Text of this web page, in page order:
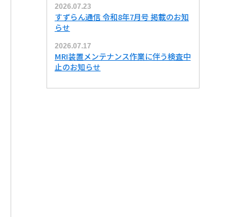
2026.07.23
すずらん通信 令和8年7月号 掲載のお知
らせ
2026.07.17
MRI装置メンテナンス作業に伴う検査中
止のお知らせ